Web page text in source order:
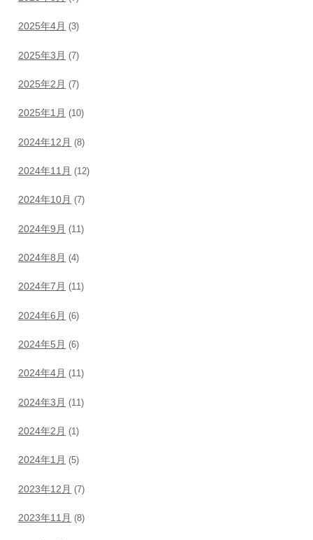
2025年4月 (3)
2025年3月 (7)
2025年2月 (7)
2025年1月 (10)
2024年12月 (8)
2024年11月 (12)
2024年10月 (7)
2024年9月 (11)
2024年8月 (4)
2024年7月 (11)
2024年6月 (6)
2024年5月 (6)
2024年4月 (11)
2024年3月 (11)
2024年2月 (1)
2024年1月 (5)
2023年12月 (7)
2023年11月 (8)